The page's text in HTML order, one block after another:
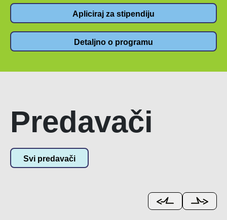
Apliciraj za stipendiju
Detaljno o programu
Predavači
Svi predavači